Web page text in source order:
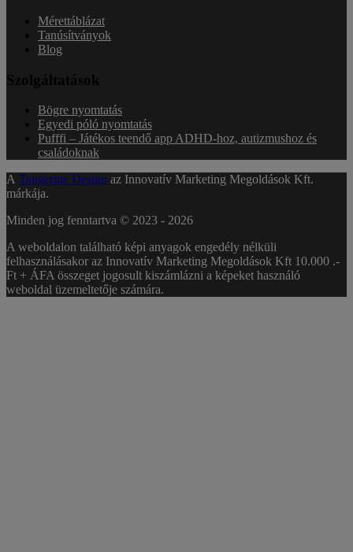
Mérettáblázat
Tanúsítványok
Blog
Szolgáltatások
Bögre nyomtatás
Egyedi póló nyomtatás
Pufffi – Játékos teendő app ADHD-hoz, autizmushoz és
családoknak
A Tangerine Design az Innovatív Marketing Megoldások Kft.
márkája.
Minden jog fenntartva © 2023 - 2026
A weboldalon található képi anyagok engedély nélküli
felhasználásakor az Innovatív Marketing Megoldások Kft 10.000 .-
Ft + ÁFA összeget jogosult kiszámlázni a képeket használó
weboldal üzemeltetője számára.